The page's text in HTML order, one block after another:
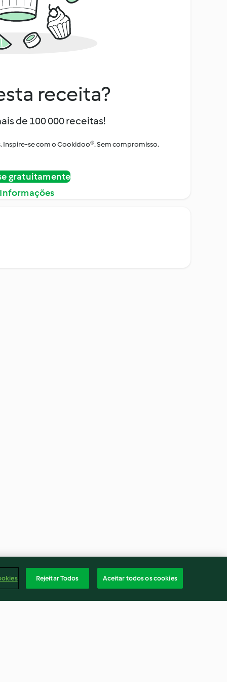
receita?
de 100 000 receitas!
Inspire-se com o Cookidoo®. Sem compromisso.
gratuitamente
Rejeitar Todos Aceitar todos os cookies